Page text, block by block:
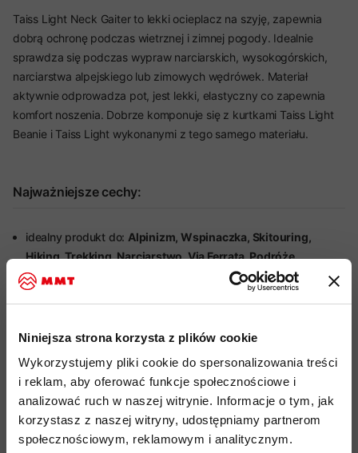
Niniejsza strona korzysta z plików cookie
Wykorzystujemy pliki cookie do spersonalizowania treści
i reklam, aby oferować funkcje społecznościowe i
analizować ruch w naszej witrynie. Informacje o tym, jak
korzystasz z naszej witryny, udostępniamy partnerom
społecznościowym, reklamowym i analitycznym.
Taiss Light Neck Gaiter to lekki ocieplacz na szyję, zapewnia
dobrą ochronę podczas wietrznej i zimnej pogody. Idealnie
sprawdza się podczas wypraw narciarskich, wysokogórskich,
narciarstwa alpejskiego lub zimowych wędrówek. Materiał
aktywnie odprowadza pot, jest lekki, elastyczny co zapewnia
komfort noszenia. Dobrze komponuje się z kurtkami Taiss Light
Beanie i Taiss Light wykonanymi z tego samego materiału.
Najważniejsze cechy:
idealny produkt do: Alpinizm, Wspinaczka, Skitouring,
Hiking, Trekking, Narciarstwo, Via Ferrata, Podróże
lekki, wygodny i rozciągliwy materiał Technical Fleece
wykonany z mieszanki poliestru, elastanu i dodatkowo
wewnętrzna struktura polarowego wafla zwiększa
odprowadzanie wilgoci, zapobiega wychłodzeniu podczas
aktywności i szybko schnie
bardzo dobry stosunek ilości generowanego ciepła do wagi
materiału